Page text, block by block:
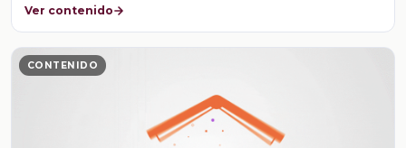
Ver contenido
CONTENIDO